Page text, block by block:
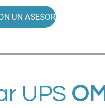
UN ASESOR
UPS